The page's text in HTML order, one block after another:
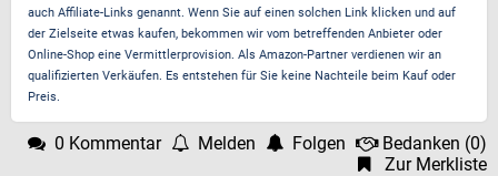
auch Affiliate-Links genannt. Wenn Sie auf einen solchen Link klicken und auf
der Zielseite etwas kaufen, bekommen wir vom betreffenden Anbieter oder
Online-Shop eine Vermittlerprovision. Als Amazon-Partner verdienen wir an
qualifizierten Verkäufen. Es entstehen für Sie keine Nachteile beim Kauf oder
Preis.
0 Kommentar Melden Folgen Bedanken (0)
Zur Merkliste